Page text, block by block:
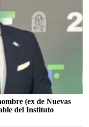
(ex de Nuevas
del Instituto